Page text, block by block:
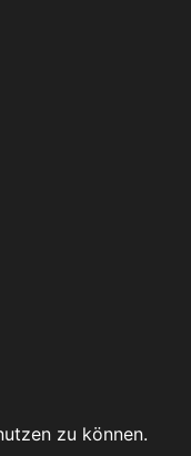
zu können.